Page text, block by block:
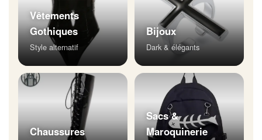
Vêtements
Gothiques
Style alternatif
Bijoux
Dark & élégants
Chaussures
Sacs &
Maroquinerie